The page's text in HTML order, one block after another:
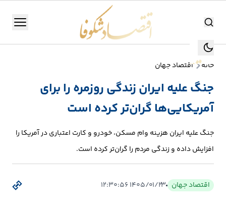
جستجو جستجو
منو
تولید
صنعت
انرژی
بانک،
خانه اقتصاد جهان
جنگ علیه ایران زندگی روزمره را برای
آمریکایی‌ها گران‌تر کرده است
جنگ علیه ایران هزینه وام مسکن، خودرو و کارت اعتباری در آمریکا را
افزایش داده و زندگی مردم را گران‌تر کرده است.
اقتصاد جهان ۱۴۰۵/۰۱/۲۳ ۱۲:۳۰:۵۶